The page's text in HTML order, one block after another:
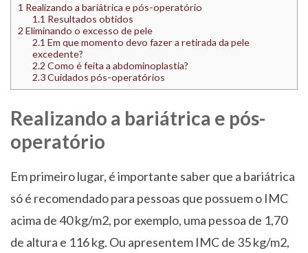
1 Realizando a bariátrica e pós-operatório
1.1 Resultados obtidos
2 Eliminando o excesso de pele
2.1 Em que momento devo fazer a retirada da pele
excedente?
2.2 Como é feita a abdominoplastia?
2.3Cuidados pós-operatórios
Realizando a bariátrica e pós-
operatório
Em primeiro lugar, é importante saber que a bariátrica
só é recomendado para pessoas que possuem o IMC
acima de 40 kg/m2, por exemplo, uma pessoa de 1,70
de altura e 116 kg. Ou apresentem IMC de 35 kg/m2,